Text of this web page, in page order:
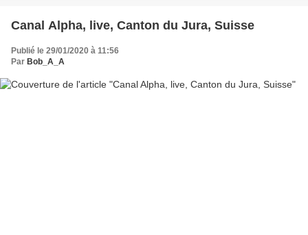
Canal Alpha, live, Canton du Jura, Suisse
Publié le 29/01/2020 à 11:56
Par Bob_A_A